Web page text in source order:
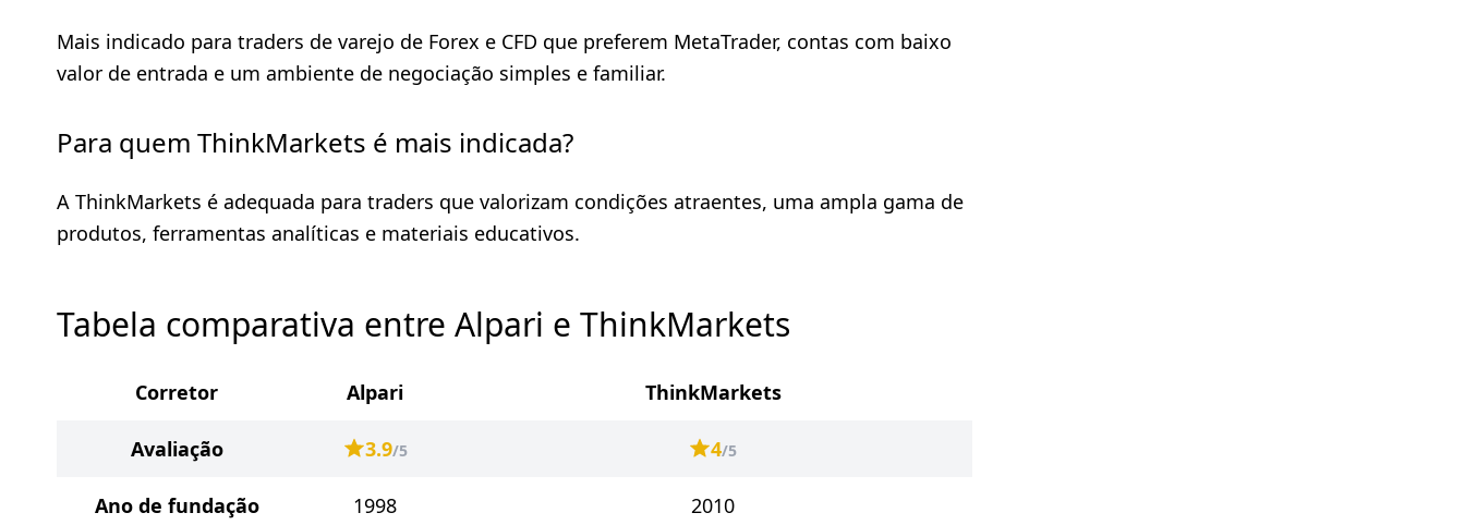
Mais indicado para traders de varejo de Forex e CFD que preferem MetaTrader, contas com baixo
valor de entrada e um ambiente de negociação simples e familiar.
Para quem ThinkMarkets é mais indicada?
A ThinkMarkets é adequada para traders que valorizam condições atraentes, uma ampla gama de
produtos, ferramentas analíticas e materiais educativos.
Tabela comparativa entre Alpari e ThinkMarkets
Corretor Alpari ThinkMarkets
Avaliação 3.9/5 4/5
Ano de fundação 1998 2010